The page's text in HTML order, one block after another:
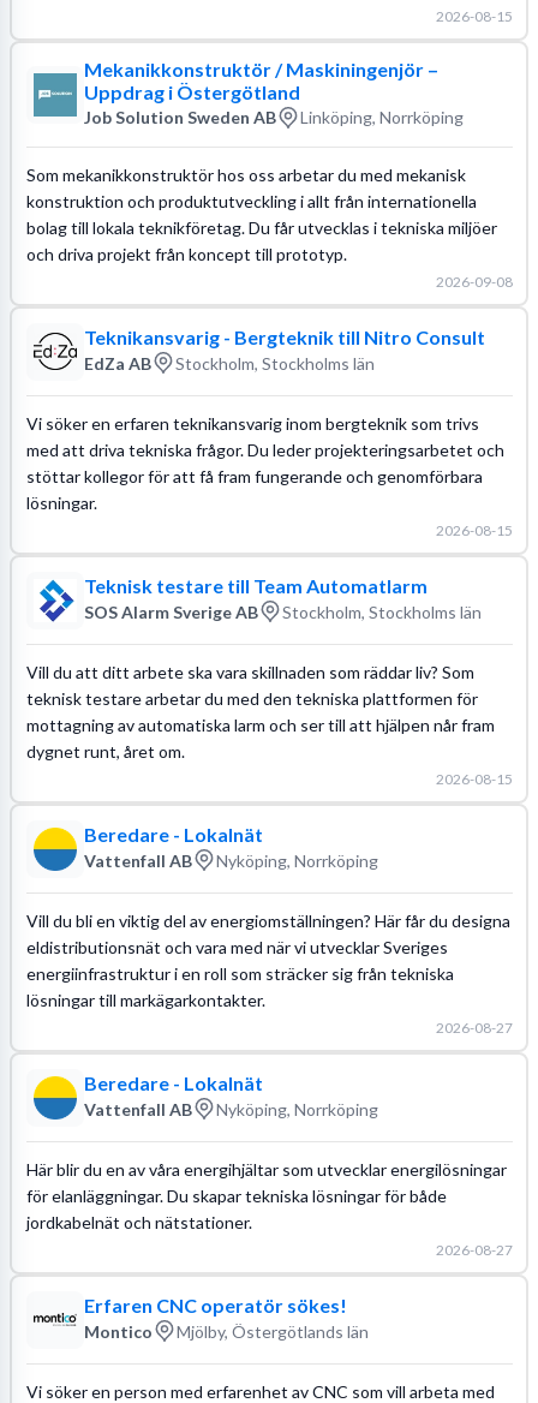
2026-08-15
Mekanikkonstruktör / Maskiningenjör –
Uppdrag i Östergötland
Job Solution Sweden AB Linköping, Norrköping
Som mekanikkonstruktör hos oss arbetar du med mekanisk
konstruktion och produktutveckling i allt från internationella
bolag till lokala teknikföretag. Du får utvecklas i tekniska miljöer
och driva projekt från koncept till prototyp.
2026-09-08
Teknikansvarig - Bergteknik till Nitro Consult
EdZa AB Stockholm, Stockholms län
Vi söker en erfaren teknikansvarig inom bergteknik som trivs
med att driva tekniska frågor. Du leder projekteringsarbetet och
stöttar kollegor för att få fram fungerande och genomförbara
lösningar.
2026-08-15
Teknisk testare till Team Automatlarm
SOS Alarm Sverige AB Stockholm, Stockholms län
Vill du att ditt arbete ska vara skillnaden som räddar liv? Som
teknisk testare arbetar du med den tekniska plattformen för
mottagning av automatiska larm och ser till att hjälpen når fram
dygnet runt, året om.
2026-08-15
Beredare - Lokalnät
Vattenfall AB Nyköping, Norrköping
Vill du bli en viktig del av energiomställningen? Här får du designa
eldistributionsnät och vara med när vi utvecklar Sveriges
energiinfrastruktur i en roll som sträcker sig från tekniska
lösningar till markägarkontakter.
2026-08-27
Beredare - Lokalnät
Vattenfall AB Nyköping, Norrköping
Här blir du en av våra energihjältar som utvecklar energilösningar
för elanläggningar. Du skapar tekniska lösningar för både
jordkabelnät och nätstationer.
2026-08-27
Erfaren CNC operatör sökes!
Montico Mjölby, Östergötlands län
Vi söker en person med erfarenhet av CNC som vill arbeta med